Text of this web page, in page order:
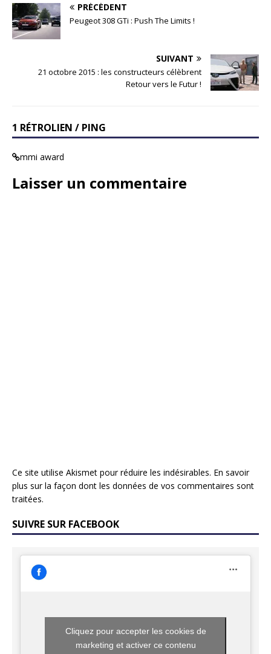
PRÉCÉDENT
Peugeot 308 GTi : Push The Limits !
SUIVANT
21 octobre 2015 : les constructeurs célèbrent
Retour vers le Futur !
1 RÉTROLIEN / PING
mmi award
Laisser un commentaire
Ce site utilise Akismet pour réduire les indésirables. En savoir
plus sur la façon dont les données de vos commentaires sont
traitées.
SUIVRE SUR FACEBOOK
Cliquez pour accepter les cookies de
marketing et activer ce contenu